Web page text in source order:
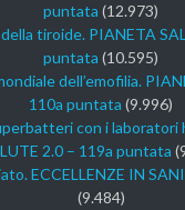
puntata (12.973)
tiroide. PIANETA
puntata (10.595)
dell’emofilia.
110a puntata (9.996)
con i laboratori
2.0 – 119a puntata
ECCELLENZE IN
(9.484)